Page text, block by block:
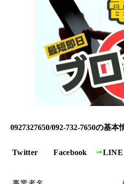
0927327650/092-732-7650の基本
Twitter Facebook LINE